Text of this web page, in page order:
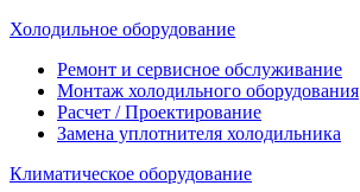
Холодильное оборудование
Ремонт и сервисное обслуживание
Монтаж холодильного оборудования
Расчет / Проектирование
Замена уплотнителя холодильника
Климатическое оборудование